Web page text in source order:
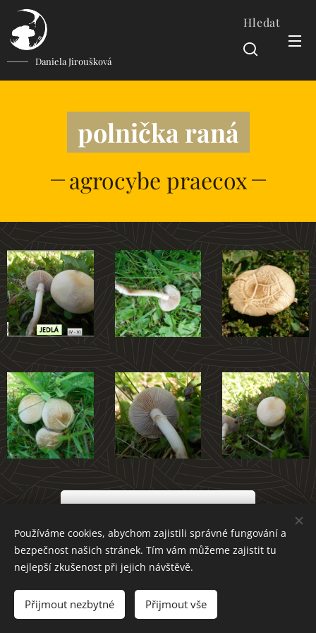
Daniela Jiroušková
Hledat
polnička raná
agrocybe praecox
Cookies
Používáme cookies, abychom zajistili správné fungování a
bezpečnost našich stránek. Tím vám můžeme zajistit tu
nejlepší zkušenost při jejich návštěvě.
Přijmout nezbytné Přijmout vše